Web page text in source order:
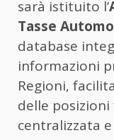
sarà istituito l’
Tasse
database
informazioni
Regioni,
delle posizioni
centralizzata